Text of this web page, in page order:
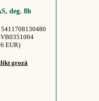
deg. 8h
5411708130480
EUR)
grozā